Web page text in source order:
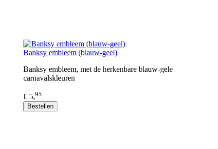
Banksy embleem (blauw-geel)
Banksy embleem, met de herkenbare blauw-gele
carnavalskleuren
€ 5,95
Bestellen